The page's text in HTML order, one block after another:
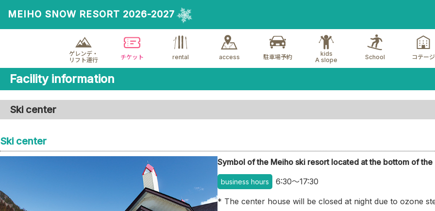
MEIHO SNOW RESORT 2026-2027
ゲレンデ・
リフト運行
チケット rental access 駐車場予約
kids
A slope
School コテージ
Facility information
Ski center
Ski center
Symbol of the Meiho ski resort located at the bottom of the
business hours 6:30～17:30
* The center house will be closed at night due to ozone